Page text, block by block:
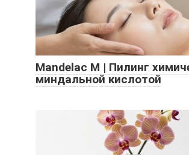
Mandelac M | Пилинг
миндальной кислотой